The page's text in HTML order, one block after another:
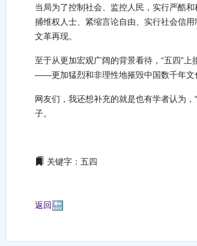
当局为了控制社会、监控人民，实行严酷
捕维权人士、紧缩言论自由、实行社会信
文革再现。
至于从更加宏观广阔的背景看待，“五四”
——更加猛烈和非理性地摧毁中国数千年文
网友们，我还想补充的就是也有学者认为
子。
关键字：五四
返回🔙